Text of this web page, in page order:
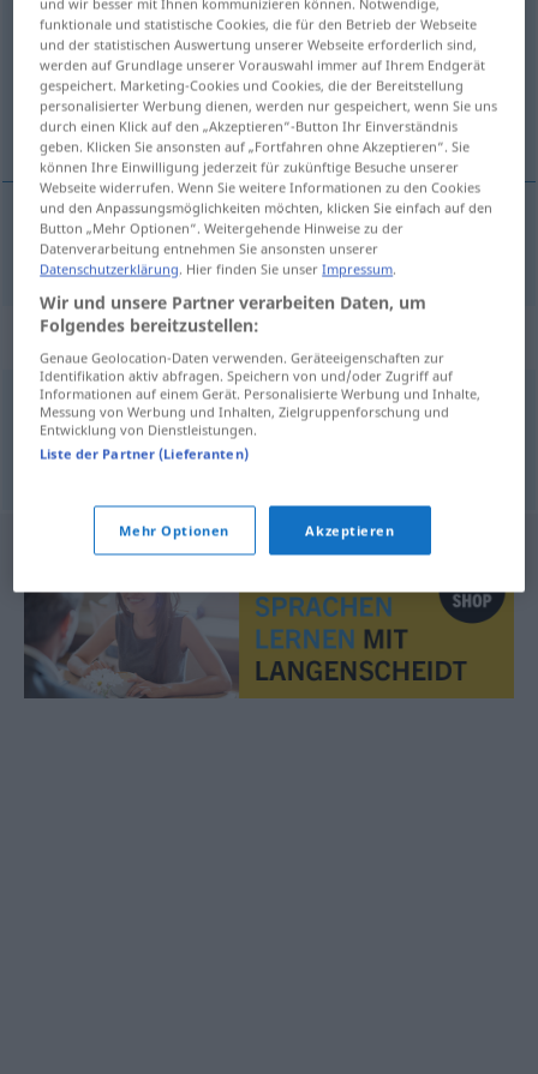
Übersicht aller Übersetzungen
(Für mehr Details die Übersetzung anklicken/antippen)
ídolo
ídolom Götze
Synonyme für "Götze"
Idol,Abgott
funktionale und statistische Cookies, die für den Betrieb der Webseite
und der statistischen Auswertung unserer Webseite erforderlich sind,
werden auf Grundlage unserer Vorauswahl immer auf Ihrem Endgerät
gespeichert. Marketing-Cookies und Cookies, die der Bereitstellung
personalisierter Werbung dienen, werden nur gespeichert, wenn Sie uns
durch einen Klick auf den „Akzeptieren“-Button Ihr Einverständnis
geben. Klicken Sie ansonsten auf „Fortfahren ohne Akzeptieren“. Sie
können Ihre Einwilligung jederzeit für zukünftige Besuche unserer
Webseite widerrufen. Wenn Sie weitere Informationen zu den Cookies
und den Anpassungsmöglichkeiten möchten, klicken Sie einfach auf den
Button „Mehr Optionen“. Weitergehende Hinweise zu der
Datenverarbeitung entnehmen Sie ansonsten unserer
Datenschutzerklärung . Hier finden Sie unserImpressum
Wir und unsere Partner verarbeiten Daten, um
Folgendes bereitzustellen:
Genaue Geolocation-Daten verwenden. Geräteeigenschaften zur
Identifikation aktiv abfragen. Speichern von und/oder Zugriff auf
Informationen auf einem Gerät. Personalisierte Werbung und Inhalte,
Messung von Werbung und Inhalten, Zielgruppenforschung und
Entwicklung von Dienstleistungen.
Liste der Partner (Lieferanten)
Mehr Optionen Akzeptieren